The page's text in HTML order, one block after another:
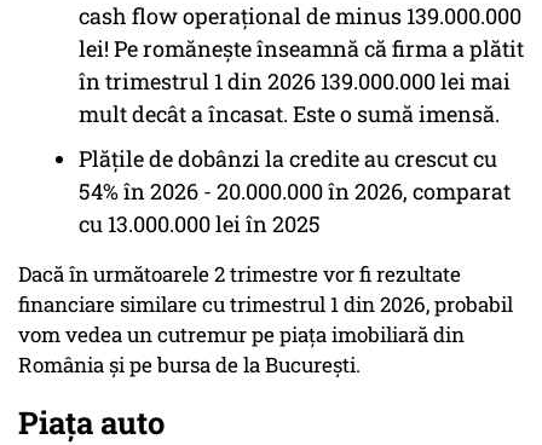
cash flow operațional de minus 139.000.000
lei! Pe romănește înseamnă că firma a plătit
în trimestrul 1 din 2026 139.000.000 lei mai
mult decât a încasat. Este o sumă imensă.
Plățile de dobânzi la credite au crescut cu
54% în 2026 - 20.000.000 în 2026, comparat
cu 13.000.000 lei în 2025
Dacă în următoarele 2 trimestre vor fi rezultate
financiare similare cu trimestrul 1 din 2026, probabil
vom vedea un cutremur pe piața imobiliară din
România și pe bursa de la București.
Piața auto